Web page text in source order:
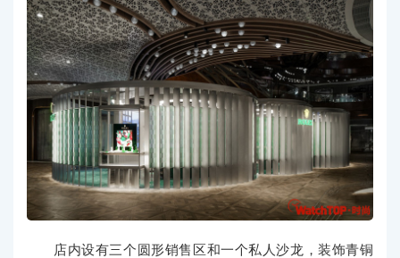
店内设有三个圆形销售区和一个私人沙龙，装饰青铜